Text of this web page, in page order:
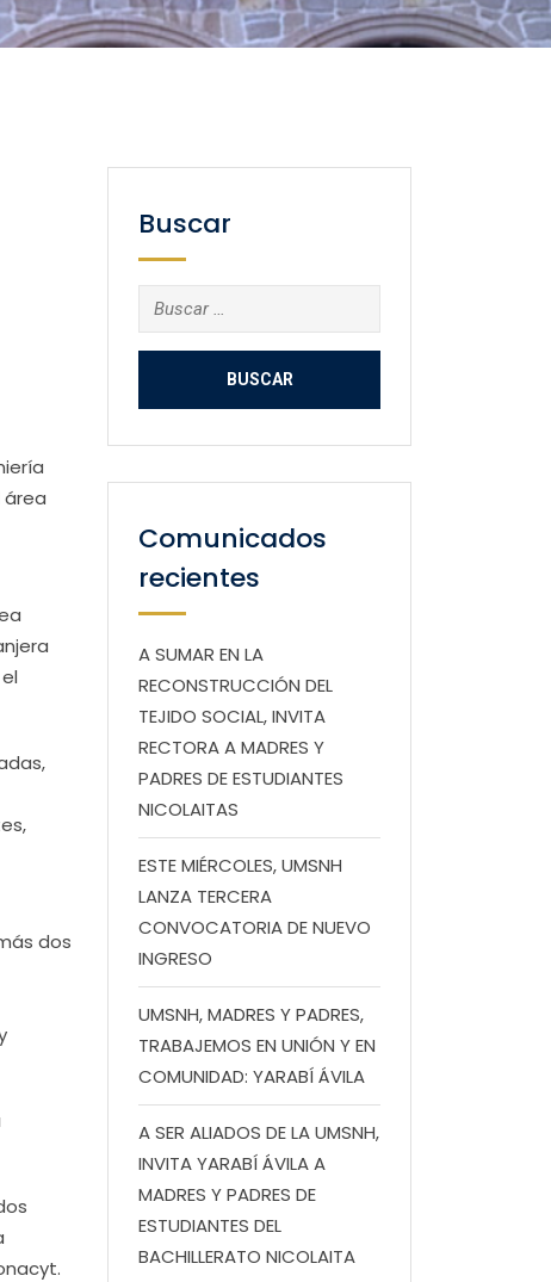
área
dos
Buscar
Buscar:
Comunicados
recientes
A SUMAR EN LA
RECONSTRUCCIÓN DEL
TEJIDO SOCIAL, INVITA
RECTORA A MADRES Y
PADRES DE ESTUDIANTES
NICOLAITAS
ESTE MIÉRCOLES, UMSNH
LANZA TERCERA
CONVOCATORIA DE NUEVO
INGRESO
UMSNH, MADRES Y PADRES,
TRABAJEMOS EN UNIÓN Y EN
COMUNIDAD: YARABÍ ÁVILA
A SER ALIADOS DE LA UMSNH,
INVITA YARABÍ ÁVILA A
MADRES Y PADRES DE
ESTUDIANTES DEL
BACHILLERATO NICOLAITA